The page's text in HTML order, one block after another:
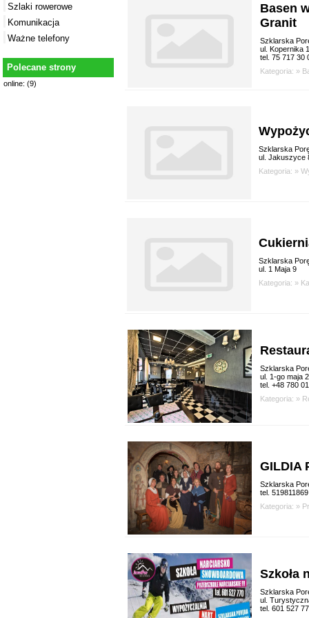
Szlaki rowerowe
Komunikacja
Ważne telefony
Polecane strony
online: (9)
Basen
Granit
Szklarska
ul. Kopernika
tel. 75 717 30
Kategoria: »
Szklarska
ul. Jakuszyce
Kategoria: »
Szklarska
ul. 1 Maja 9
Kategoria: »
Szklarska
ul. 1-go maja
tel. +48 780
Kategoria: »
GILDIA
Szklarska
tel. 519811869
Kategoria: »
Szkoła
Szklarska
ul.
tel. 601 527